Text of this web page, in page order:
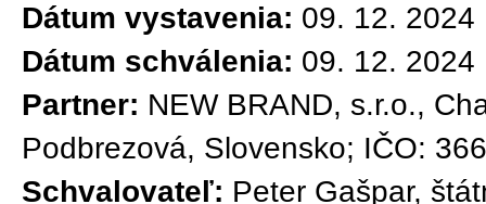
Dátum vystavenia: 09. 12. 2024
Dátum schválenia: 09. 12. 2024
Partner: NEW BRAND, s.r.o.,
Podbrezová, Slovensko; IČO:
Schvalovateľ: Peter Gašpar,